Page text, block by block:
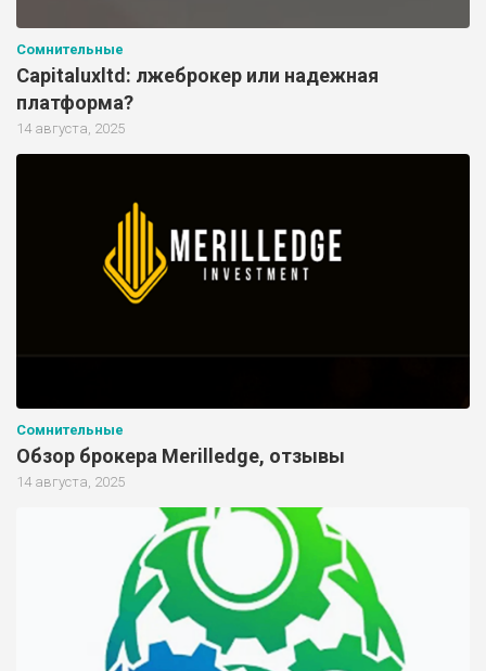
Сомнительные
Capitaluxltd: лжеброкер или надежная
платформа?
14 августа, 2025
Сомнительные
Обзор брокера Merilledge, отзывы
14 августа, 2025